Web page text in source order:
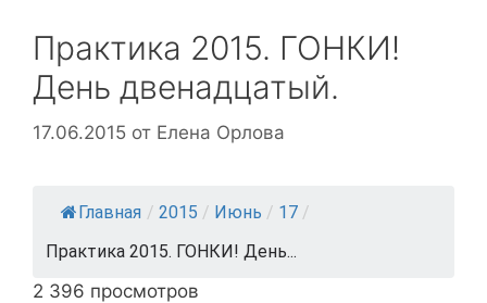
Практика 2015. ГОНКИ!
День двенадцатый.
17.06.2015 от Елена Орлова
Главная / 2015 / Июнь / 17 /
Практика 2015. ГОНКИ! День...
2 396 просмотров